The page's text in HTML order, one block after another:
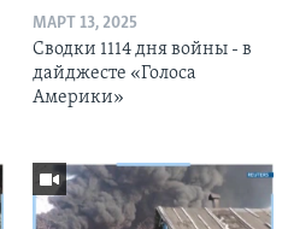
МАРТ 13, 2025
Сводки 1114 дня войны - в
дайджесте «Голоса
Америки»